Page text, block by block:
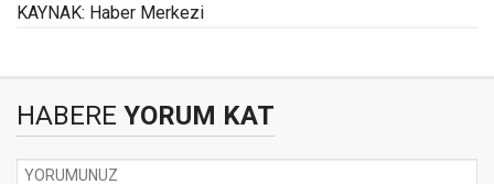
KAYNAK: Haber Merkezi
HABERE YORUM KAT